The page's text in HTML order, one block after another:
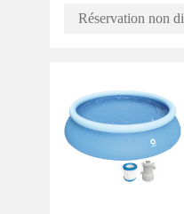
Réservation non